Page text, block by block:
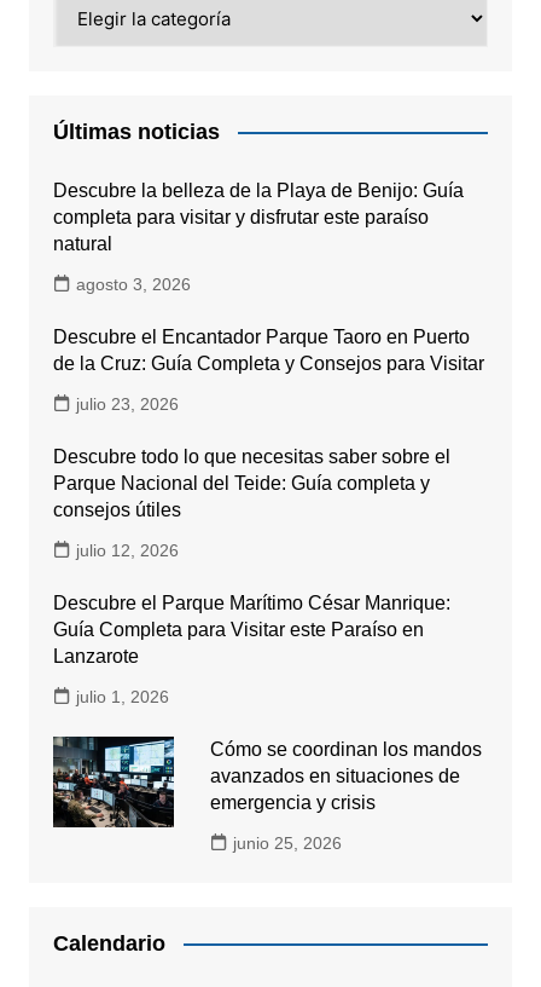
Últimas noticias
Descubre la belleza de la Playa de Benijo: Guía
completa para visitar y disfrutar este paraíso
natural
agosto 3, 2026
Descubre el Encantador Parque Taoro en Puerto
de la Cruz: Guía Completa y Consejos para Visitar
julio 23, 2026
Descubre todo lo que necesitas saber sobre el
Parque Nacional del Teide: Guía completa y
consejos útiles
julio 12, 2026
Descubre el Parque Marítimo César Manrique:
Guía Completa para Visitar este Paraíso en
Lanzarote
julio 1, 2026
Cómo se coordinan los mandos
avanzados en situaciones de
emergencia y crisis
junio 25, 2026
Calendario